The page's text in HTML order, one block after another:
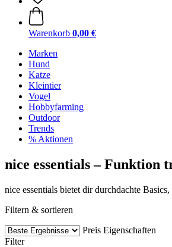
Warenkorb 0,00 €
Marken
Hund
Katze
Kleintier
Vogel
Hobbyfarming
Outdoor
Trends
% Aktionen
nice essentials – Funktion
nice essentials bietet dir durchdachte
Filtern & sortieren
Preis Eigenschaften
Filter